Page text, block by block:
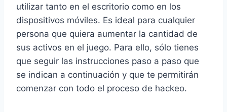
utilizar tanto en el escritorio como en los
dispositivos móviles. Es ideal para cualquier
persona que quiera aumentar la cantidad de
sus activos en el juego. Para ello, sólo tienes
que seguir las instrucciones paso a paso que
se indican a continuación y que te permitirán
comenzar con todo el proceso de hackeo.